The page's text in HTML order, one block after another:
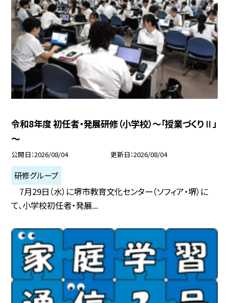
令和8年度 初任者・発展研修（小学校）～「授業づくりⅡ」
～
公開日 2026/08/04 更新日 2026/08/04
研修グループ
7月29日（水）に堺市教育文化センター（ソフィア・堺）に
て、小学校初任者・発展...